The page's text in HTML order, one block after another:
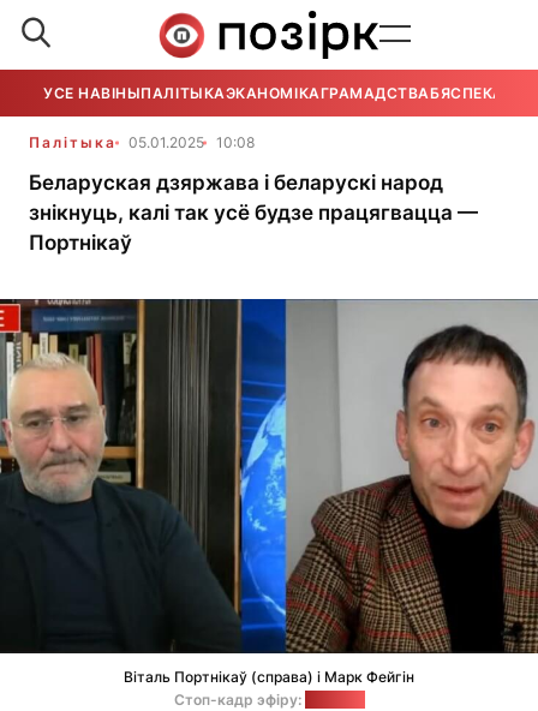
УСЕ НАВІНЫПАЛІТЫКАЭКАНОМІКАГРАМАДСТВАБЯСПЕКА
Палітыка 05.01.2025 10:08
Беларуская дзяржава і беларускі народ
знікнуць, калі так усё будзе працягвацца —
Портнікаў
Віталь Портнікаў (справа) і Марк Фейгін
Стоп-кадр эфіру: